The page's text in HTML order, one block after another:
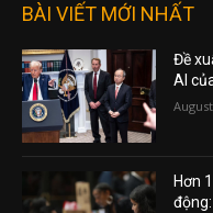
BÀI VIẾT MỚI NHẤT
Đề
AI
Hơn